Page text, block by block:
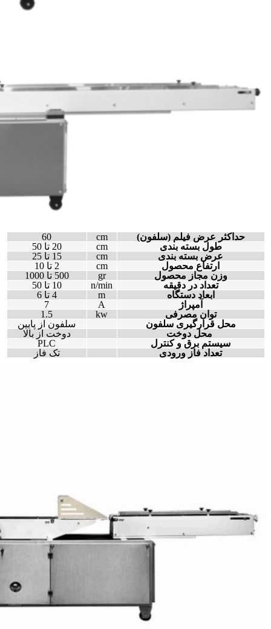
حداکثر عرض فیلم (سلفون) cm
60
طول بسته بندی
cm
20 تا 50
عرض بسته بندی
cm
15 تا 25
ارتفاع محصول
cm
2 تا 10
وزن مجاز محصول
gr
500 تا 1000
تعداد در دقیقه
n/min
10 تا 50
ابعاد دستگاه
m
4 تا 6
آمپراژ
A
7
توان مصرفی
kw
1.5
محل قرارگیری سلفون
سلفون از پایین
محل دوخت
دوخت از بالا
سیستم برق و کنترل
PLC
تعداد فاز ورودی
تک فاز